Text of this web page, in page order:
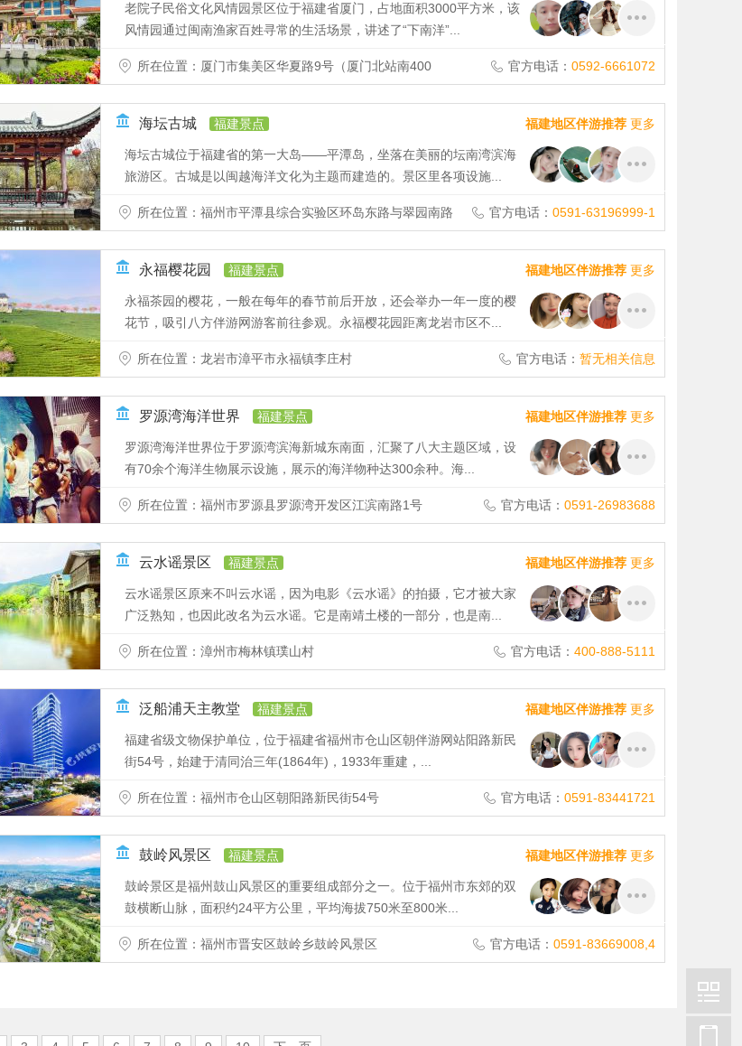
老院子民俗文化风情园景区位于福建省厦门，占地面积3000平方米，该
风情园通过闽南渔家百姓寻常的生活场景，讲述了“下南洋”...
所在位置：厦门市集美区华夏路9号（厦门北站南400 官方电话： 0592-6661072
海坛古城 福建景点
海坛古城位于福建省的第一大岛——平潭岛，坐落在美丽的坛南湾滨海
旅游区。古城是以闽越海洋文化为主题而建造的。景区里各项设施...
福建地区伴游推荐 更多
所在位置：福州市平潭县综合实验区环岛东路与翠园南路 官方电话： 0591-63196999-1
永福樱花园 福建景点
永福茶园的樱花，一般在每年的春节前后开放，还会举办一年一度的樱
花节，吸引八方伴游网游客前往参观。永福樱花园距离龙岩市区不...
福建地区伴游推荐 更多
所在位置：龙岩市漳平市永福镇李庄村 官方电话： 暂无相关信息
罗源湾海洋世界 福建景点
罗源湾海洋世界位于罗源湾滨海新城东南面，汇聚了八大主题区域，设
有70余个海洋生物展示设施，展示的海洋物种达300余种。海...
福建地区伴游推荐 更多
所在位置：福州市罗源县罗源湾开发区江滨南路1号 官方电话： 0591-26983688
云水谣景区 福建景点
云水谣景区原来不叫云水谣，因为电影《云水谣》的拍摄，它才被大家
广泛熟知，也因此改名为云水谣。它是南靖土楼的一部分，也是南...
福建地区伴游推荐 更多
所在位置：漳州市梅林镇璞山村 官方电话： 400-888-5111
泛船浦天主教堂 福建景点
福建省级文物保护单位，位于福建省福州市仓山区朝伴游网站阳路新民
街54号，始建于清同治三年(1864年)，1933年重建，...
福建地区伴游推荐 更多
所在位置：福州市仓山区朝阳路新民街54号 官方电话： 0591-83441721
鼓岭风景区 福建景点
鼓岭景区是福州鼓山风景区的重要组成部分之一。位于福州市东郊的双
鼓横断山脉，面积约24平方公里，平均海拔750米至800米...
福建地区伴游推荐 更多
所在位置：福州市晋安区鼓岭乡鼓岭风景区 官方电话： 0591-83669008,4